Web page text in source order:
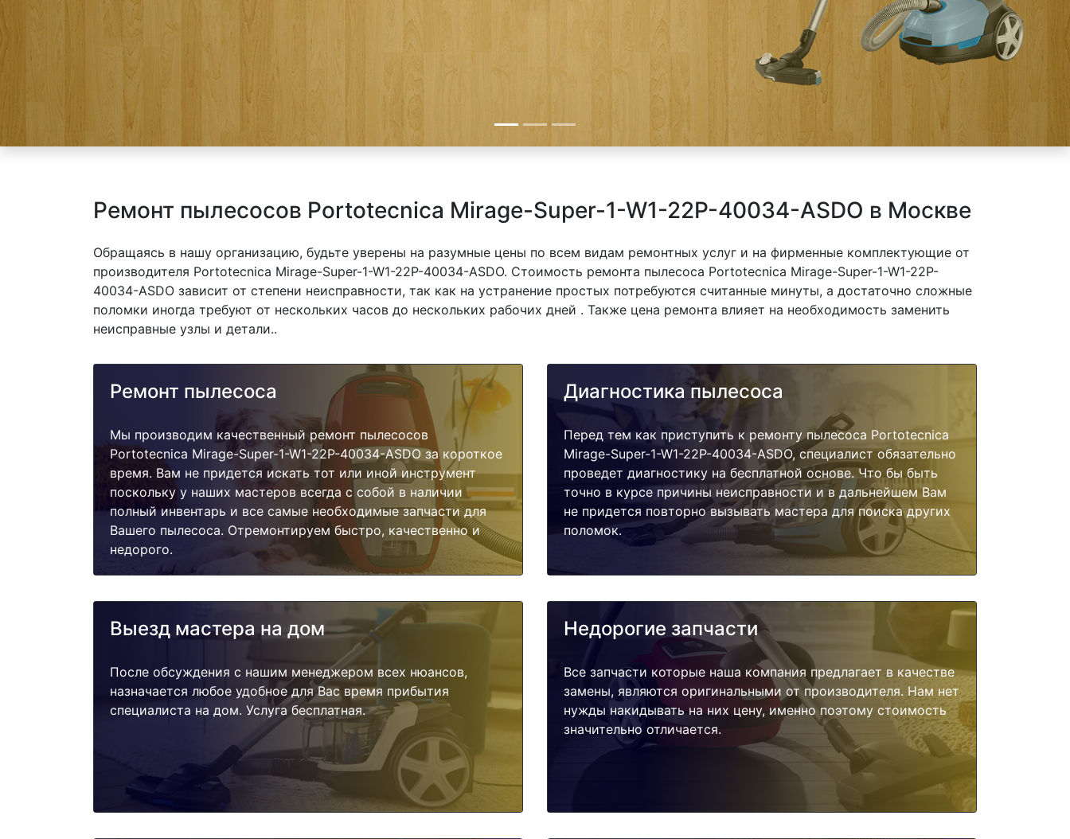
Ремонт пылесосов Portotecnica Mirage-Super-1-W1-22P-40034-ASDO в Москве
Обращаясь в нашу организацию, будьте уверены на разумные цены по всем видам ремонтных услуг и на фирменные комплектующие от
производителя Portotecnica Mirage-Super-1-W1-22P-40034-ASDO. Стоимость ремонта пылесоса Portotecnica Mirage-Super-1-W1-22P-
40034-ASDO зависит от степени неисправности, так как на устранение простых потребуются считанные минуты, а достаточно сложные
поломки иногда требуют от нескольких часов до нескольких рабочих дней . Также цена ремонта влияет на необходимость заменить
неисправные узлы и детали..
Ремонт пылесоса
Мы производим качественный ремонт пылесосов
Portotecnica Mirage-Super-1-W1-22P-40034-ASDO за короткое
время. Вам не придется искать тот или иной инструмент
поскольку у наших мастеров всегда с собой в наличии
полный инвентарь и все самые необходимые запчасти для
Вашего пылесоса. Отремонтируем быстро, качественно и
недорого.
Диагностика пылесоса
Перед тем как приступить к ремонту пылесоса Portotecnica
Mirage-Super-1-W1-22P-40034-ASDO, специалист обязательно
проведет диагностику на бесплатной основе. Что бы быть
точно в курсе причины неисправности и в дальнейшем Вам
не придется повторно вызывать мастера для поиска других
поломок.
Выезд мастера на дом
После обсуждения с нашим менеджером всех нюансов,
назначается любое удобное для Вас время прибытия
специалиста на дом. Услуга бесплатная.
Недорогие запчасти
Все запчасти которые наша компания предлагает в качестве
замены, являются оригинальными от производителя. Нам нет
нужды накидывать на них цену, именно поэтому стоимость
значительно отличается.